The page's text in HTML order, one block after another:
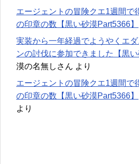
エージェントの冒険クエ1週間で
の印章の数【黒い砂漠Part5366】
実装から一年経過でようやくエ
ンの討伐に参加できました【黒い
漠の名無しさん より
エージェントの冒険クエ1週間で
の印章の数【黒い砂漠Part5366】
より